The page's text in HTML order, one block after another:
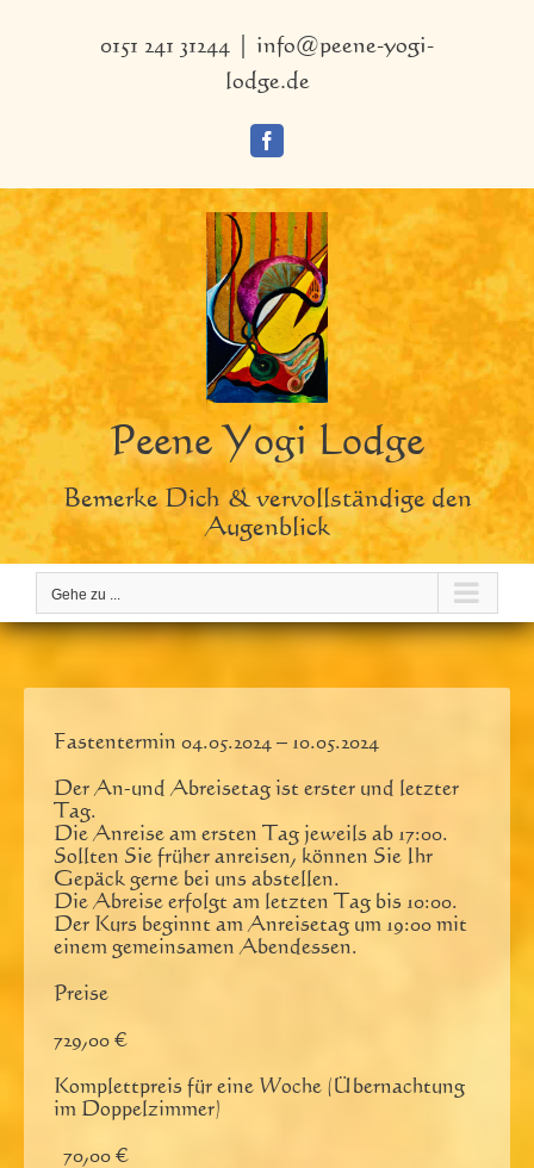
0151 241 31244 | info@peene-yogi-
lodge.de
Facebook
Peene Yogi Lodge
Bemerke Dich & vervollständige den
Augenblick
Gehe zu ...
Fastentermin 04.05.2024 – 10.05.2024
Der An-und Abreisetag ist erster und letzter
Tag.
Die Anreise am ersten Tag jeweils ab 17:00.
Sollten Sie früher anreisen, können Sie Ihr
Gepäck gerne bei uns abstellen.
Die Abreise erfolgt am letzten Tag bis 10:00.
Der Kurs beginnt am Anreisetag um 19:00 mit
einem gemeinsamen Abendessen.
Preise
729,00 €
Komplettpreis für eine Woche (Übernachtung
im Doppelzimmer)
70,00 €